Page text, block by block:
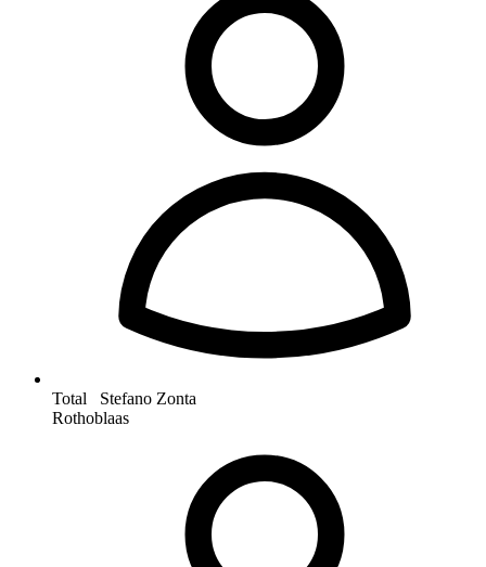
Total Stefano Zonta
Rothoblaas